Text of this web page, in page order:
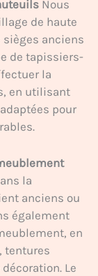
Nous
de haute
sièges anciens
de tapissiers-
la
en utilisant
pour
la
anciens ou
également
en
tentures
Le